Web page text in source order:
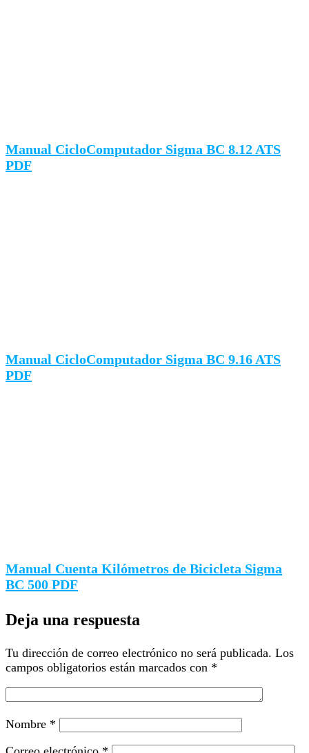
Manual CicloComputador Sigma BC 8.12 ATS
PDF
Manual CicloComputador Sigma BC 9.16 ATS
PDF
Manual Cuenta Kilómetros de Bicicleta Sigma
BC 500 PDF
Deja una respuesta
Tu dirección de correo electrónico no será publicada. Los
campos obligatorios están marcados con *
Nombre *